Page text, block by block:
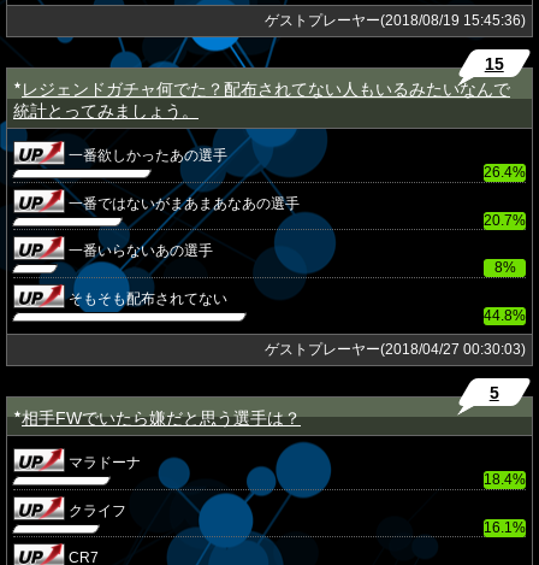
ゲストプレーヤー(2018/08/19 15:45:36)
★ レジェンドガチャ何でた？配布されてない人もいるみたいなんで
統計とってみましょう。
15
一番欲しかったあの選手
26.4%
一番ではないがまあまあなあの選手
20.7%
一番いらないあの選手
8%
そもそも配布されてない
44.8%
ゲストプレーヤー(2018/04/27 00:30:03)
★相手FWでいたら嫌だと思う選手は？
5
マラドーナ
18.4%
クライフ
16.1%
CR7